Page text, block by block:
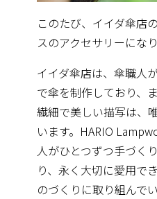
このたび、イイダ傘店
スのアクセサリーにな
イイダ傘店は、傘職人
で傘を制作しており、
繊細で美しい描写は、
います。HARIO
人がひとつずつ手づく
り、永く大切に愛用で
のづくりに取り組んで